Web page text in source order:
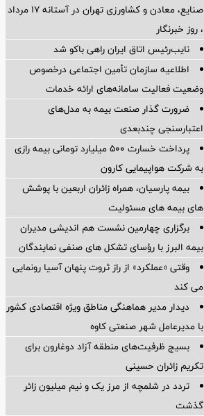
صنایع، معادن و کشاورزی تهران در آستانه 17 مرداد
، روز خبرنگار
نایب‌رئیس اتاق ایران راهی باکو شد
اطلاعیه سازمان تأمین اجتماعی درخصوص
وضعیت فعالیت سامانه‌های ارائه خدمات
ضرورت گذار صنعت بیمه به مدل‌های
اعتبارسنجی چندبعدی
پرداخت خسارت ۵۰۰ میلیارد تومانی بیمه رازی
به شرکت هواپیمایی کارون
بیمه پارسیان، همراه زائران اربعین با پوشش
های بیمه های مسئولیت
برگزاری چهارمین نشست هم اندیشی مدیران
بیمه البرز با رؤسای تشکل های صنفی نمایندگان
وقتی «عملکرد» از راز ثروت پنهان آسیا رونمایی
می کند
دیدار مدیر هماهنگی مناطق ویژه اقتصادی کشور
با مدیرعامل شهر صنعتی کاوه
بسیج ظرفیت‌های منطقه آزاد دوغارون برای
تکریم زائران حسینی
تردد در شلمچه از مرز یک و نیم میلیون زائر
گذشت